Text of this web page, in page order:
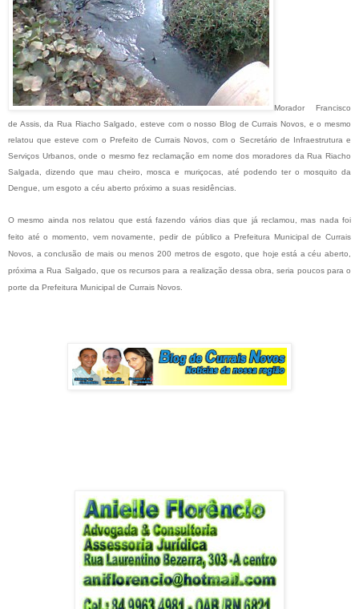
Morador Francisco
de Assis, da Rua Riacho Salgado, esteve com o nosso Blog de Currais Novos, e o mesmo
relatou que esteve com o Prefeito de Currais Novos, com o Secretário de Infraestrutura e
Serviços Urbanos, onde o mesmo fez reclamação em nome dos moradores da Rua Riacho
Salgada, dizendo que mau cheiro, mosca e muriçocas, até podendo ter o mosquito da
Dengue, um esgoto a céu aberto próximo a suas residências.
O mesmo ainda nos relatou que está fazendo vários dias que já reclamou, mas nada foi
feito até o momento, vem novamente, pedir de público a Prefeitura Municipal de Currais
Novos, a conclusão de mais ou menos 200 metros de esgoto, que hoje está a céu aberto,
próxima a Rua Salgado, que os recursos para a realização dessa obra, seria poucos para o
porte da Prefeitura Municipal de Currais Novos.